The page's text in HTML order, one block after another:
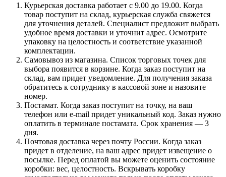
Курьерская доставка работает с 9.00 до 19.00. Когда
товар поступит на склад, курьерская служба свяжется
для уточнения деталей. Специалист предложит выбрать
удобное время доставки и уточнит адрес. Осмотрите
упаковку на целостность и соответствие указанной
комплектации.
Самовывоз из магазина. Список торговых точек для
выбора появится в корзине. Когда заказ поступит на
склад, вам придет уведомление. Для получения заказа
обратитесь к сотруднику в кассовой зоне и назовите
номер.
Постамат. Когда заказ поступит на точку, на ваш
телефон или e-mail придет уникальный код. Заказ нужно
оплатить в терминале постамата. Срок хранения — 3
дня.
Почтовая доставка через почту России. Когда заказ
придет в отделение, на ваш адрес придет извещение о
посылке. Перед оплатой вы можете оценить состояние
коробки: вес, целостность. Вскрывать коробку